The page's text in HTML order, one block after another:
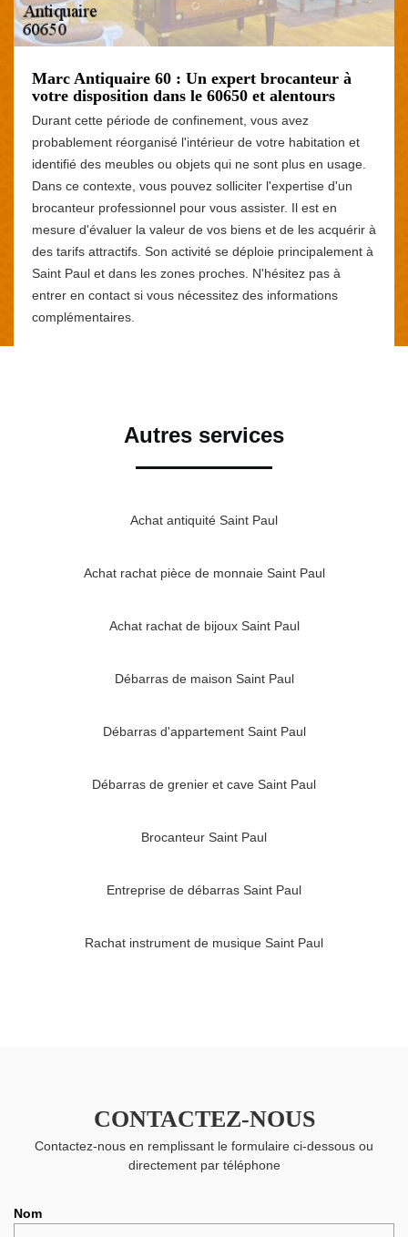
Marc Antiquaire 60 : Un expert brocanteur à
votre disposition dans le 60650 et alentours
Durant cette période de confinement, vous avez
probablement réorganisé l'intérieur de votre habitation et
identifié des meubles ou objets qui ne sont plus en usage.
Dans ce contexte, vous pouvez solliciter l'expertise d'un
brocanteur professionnel pour vous assister. Il est en
mesure d'évaluer la valeur de vos biens et de les acquérir à
des tarifs attractifs. Son activité se déploie principalement à
Saint Paul et dans les zones proches. N'hésitez pas à
entrer en contact si vous nécessitez des informations
complémentaires.
Autres services
Achat antiquité Saint Paul
Achat rachat pièce de monnaie Saint Paul
Achat rachat de bijoux Saint Paul
Débarras de maison Saint Paul
Débarras d'appartement Saint Paul
Débarras de grenier et cave Saint Paul
Brocanteur Saint Paul
Entreprise de débarras Saint Paul
Rachat instrument de musique Saint Paul
CONTACTEZ-NOUS
Contactez-nous en remplissant le formulaire ci-dessous ou
directement par téléphone
Nom